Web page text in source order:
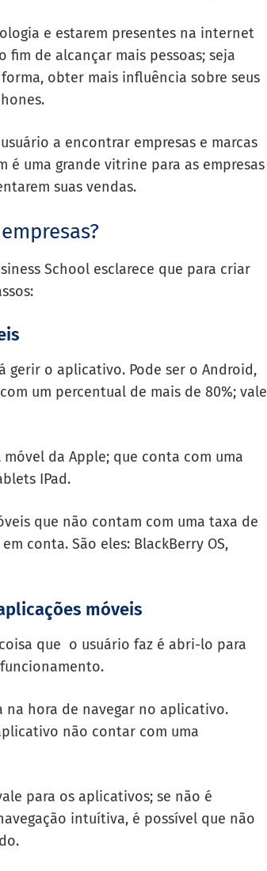
e estarem presentes na internet
de alcançar mais pessoas; seja
obter mais influência sobre seus
a encontrar empresas e marcas
é uma grande vitrine para as empresas
suas vendas.
School esclarece que para criar
gerir o aplicativo. Pode ser o Android,
um percentual de mais de 80%; vale
da Apple; que conta com uma
IPad.
que não contam com uma taxa de
conta. São eles: BlackBerry OS,
móveis
que o usuário faz é abri-lo para
na hora de navegar no aplicativo.
não contar com uma
para os aplicativos; se não é
intuítiva, é possível que não